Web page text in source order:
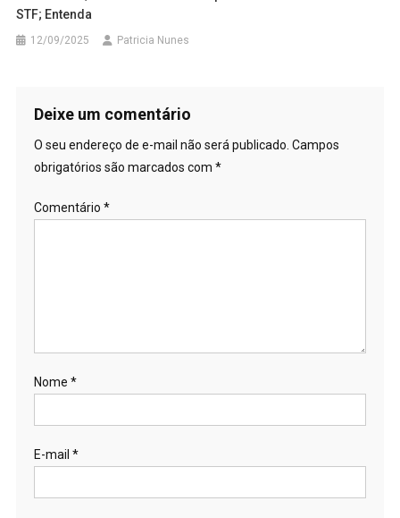
STF; Entenda
12/09/2025 Patricia Nunes
Deixe um comentário
O seu endereço de e-mail não será publicado. Campos
obrigatórios são marcados com *
Comentário *
Nome *
E-mail *